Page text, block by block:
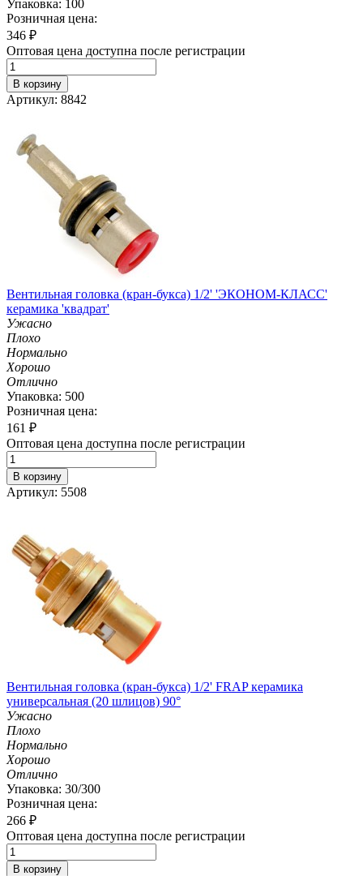
Упаковка: 100
Розничная цена:
346 ₽
Оптовая цена доступна после регистрации
В корзину
Артикул: 8842
Вентильная головка (кран-букса) 1/2' 'ЭКОНОМ-КЛАСС'
керамика 'квадрат'
Ужасно
Плохо
Нормально
Хорошо
Отлично
Упаковка: 500
Розничная цена:
161 ₽
Оптовая цена доступна после регистрации
В корзину
Артикул: 5508
Вентильная головка (кран-букса) 1/2' FRAP керамика
универсальная (20 шлицов) 90°
Ужасно
Плохо
Нормально
Хорошо
Отлично
Упаковка: 30/300
Розничная цена:
266 ₽
Оптовая цена доступна после регистрации
В корзину